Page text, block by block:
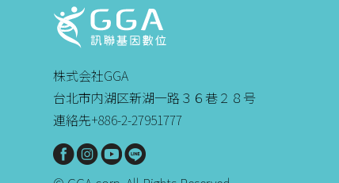
株式会社GGA
台北市内湖区新湖一路３６巷２８号
連絡先+886-2-27951777